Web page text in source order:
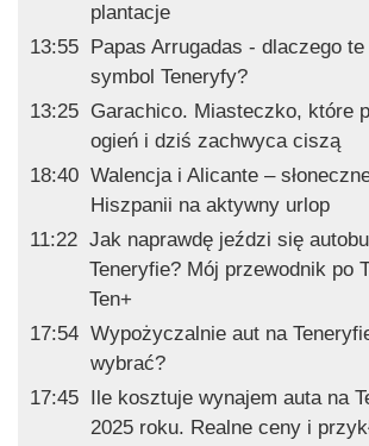
plantacje
13:55
Papas Arrugadas - dlaczego
symbol Teneryfy?
13:25 Garachico. Miasteczko, które
ogień i dziś zachwyca ciszą
18:40 Walencja i Alicante –
Hiszpanii na aktywny urlop
11:22 Jak naprawdę jeździ się
Teneryfie? Mój przewodnik po
Ten+
17:54 Wypożyczalnie aut na
wybrać?
17:45
Ile kosztuje wynajem auta na
2025 roku. Realne ceny i